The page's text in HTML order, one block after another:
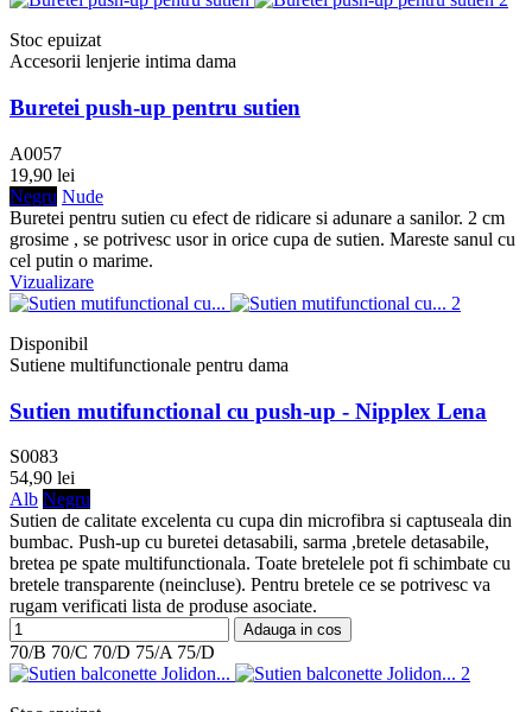
Stoc epuizat
Accesorii lenjerie intima dama
Buretei push-up pentru sutien
A0057
19,90 lei
Negru Nude
Buretei pentru sutien cu efect de ridicare si adunare a sanilor. 2 cm
grosime , se potrivesc usor in orice cupa de sutien. Mareste sanul cu
cel putin o marime.
Vizualizare
Disponibil
Sutiene multifunctionale pentru dama
Sutien mutifunctional cu push-up - Nipplex Lena
S0083
54,90 lei
Alb Negru
Sutien de calitate excelenta cu cupa din microfibra si captuseala din
bumbac. Push-up cu buretei detasabili, sarma ,bretele detasabile,
bretea pe spate multifunctionala. Toate bretelele pot fi schimbate cu
bretele transparente (neincluse). Pentru bretele ce se potrivesc va
rugam verificati lista de produse asociate.
Adauga in cos
70/B 70/C 70/D 75/A 75/D